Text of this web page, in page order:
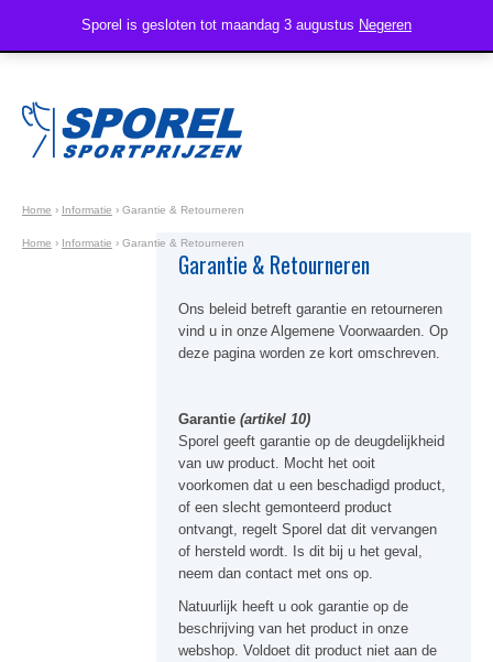
Home › Informatie › Garantie & Retourneren
Home › Informatie › Garantie & Retourneren
Garantie & Retourneren
Ons beleid betreft garantie en retourneren
vind u in onze Algemene Voorwaarden. Op
deze pagina worden ze kort omschreven.
Garantie(artikel 10)
Sporel geeft garantie op de deugdelijkheid
van uw product. Mocht het ooit
voorkomen dat u een beschadigd product,
of een slecht gemonteerd product
ontvangt, regelt Sporel dat dit vervangen
of hersteld wordt. Is dit bij u het geval,
neem dan contact met ons op.
Natuurlijk heeft u ook garantie op de
beschrijving van het product in onze
webshop. Voldoet dit product niet aan de
Sporel is gesloten tot maandag 3 augustus Negeren